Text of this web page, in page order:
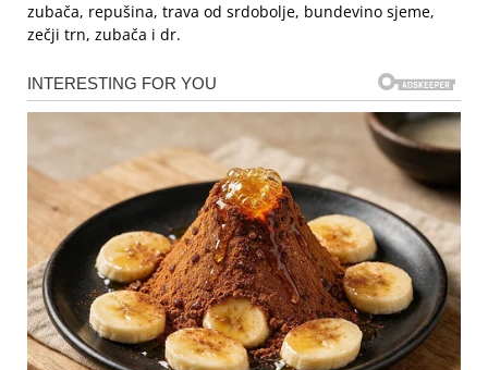
zubača, repušina, trava od srdobolje, bundevino sjeme,
zečji trn, zubača i dr.